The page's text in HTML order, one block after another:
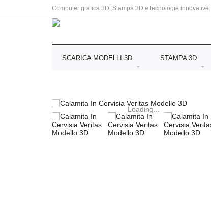
Computer grafica 3D, Stampa 3D e tecnologie innovative.
SCARICA MODELLI 3D STAMPA 3D
Loading...